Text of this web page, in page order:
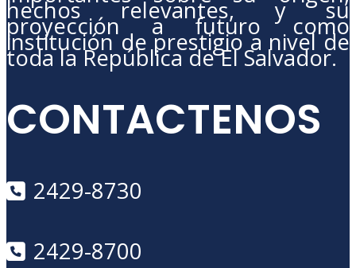
hechos relevantes, y su
proyección a futuro como
institución de prestigio a nivel de
toda la República de El Salvador.
CONTACTENOS
2429-8730
2429-8700